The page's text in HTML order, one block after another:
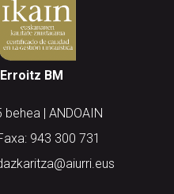
BM
| ANDOAIN
garatua